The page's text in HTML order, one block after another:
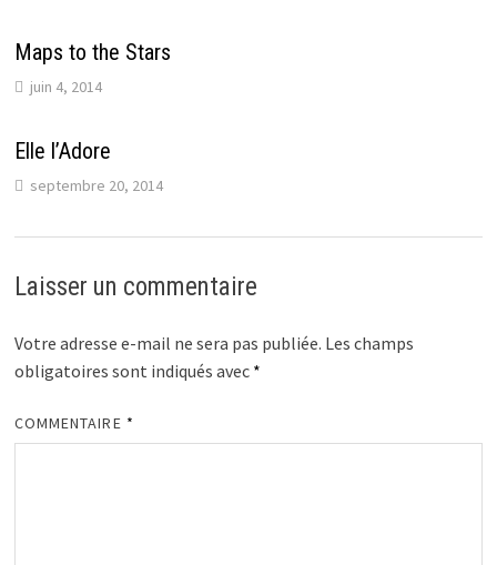
Maps to the Stars
juin 4, 2014
Elle l’Adore
septembre 20, 2014
Laisser un commentaire
Votre adresse e-mail ne sera pas publiée. Les champs
obligatoires sont indiqués avec *
COMMENTAIRE *